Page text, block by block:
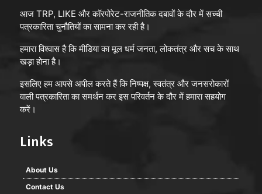
आज TRP, LIKE और कॉरपोरेट-राजनीतिक दबावों के दौर में सच्ची
पत्रकारिता चुनौतियों का सामना कर रही है।
हमारा विश्वास है कि मीडिया का मूल धर्म जनता, लोकतंत्र और सच के साथ
खड़ा होना है।
इसलिए हम आपसे अपील करते हैं कि निष्पक्ष, स्वतंत्र और जनसरोकारों
वाली पत्रकारिता का समर्थन कर इस परिवर्तन के दौर में हमारा सहयोग
करें।
Links
About Us
Contact Us